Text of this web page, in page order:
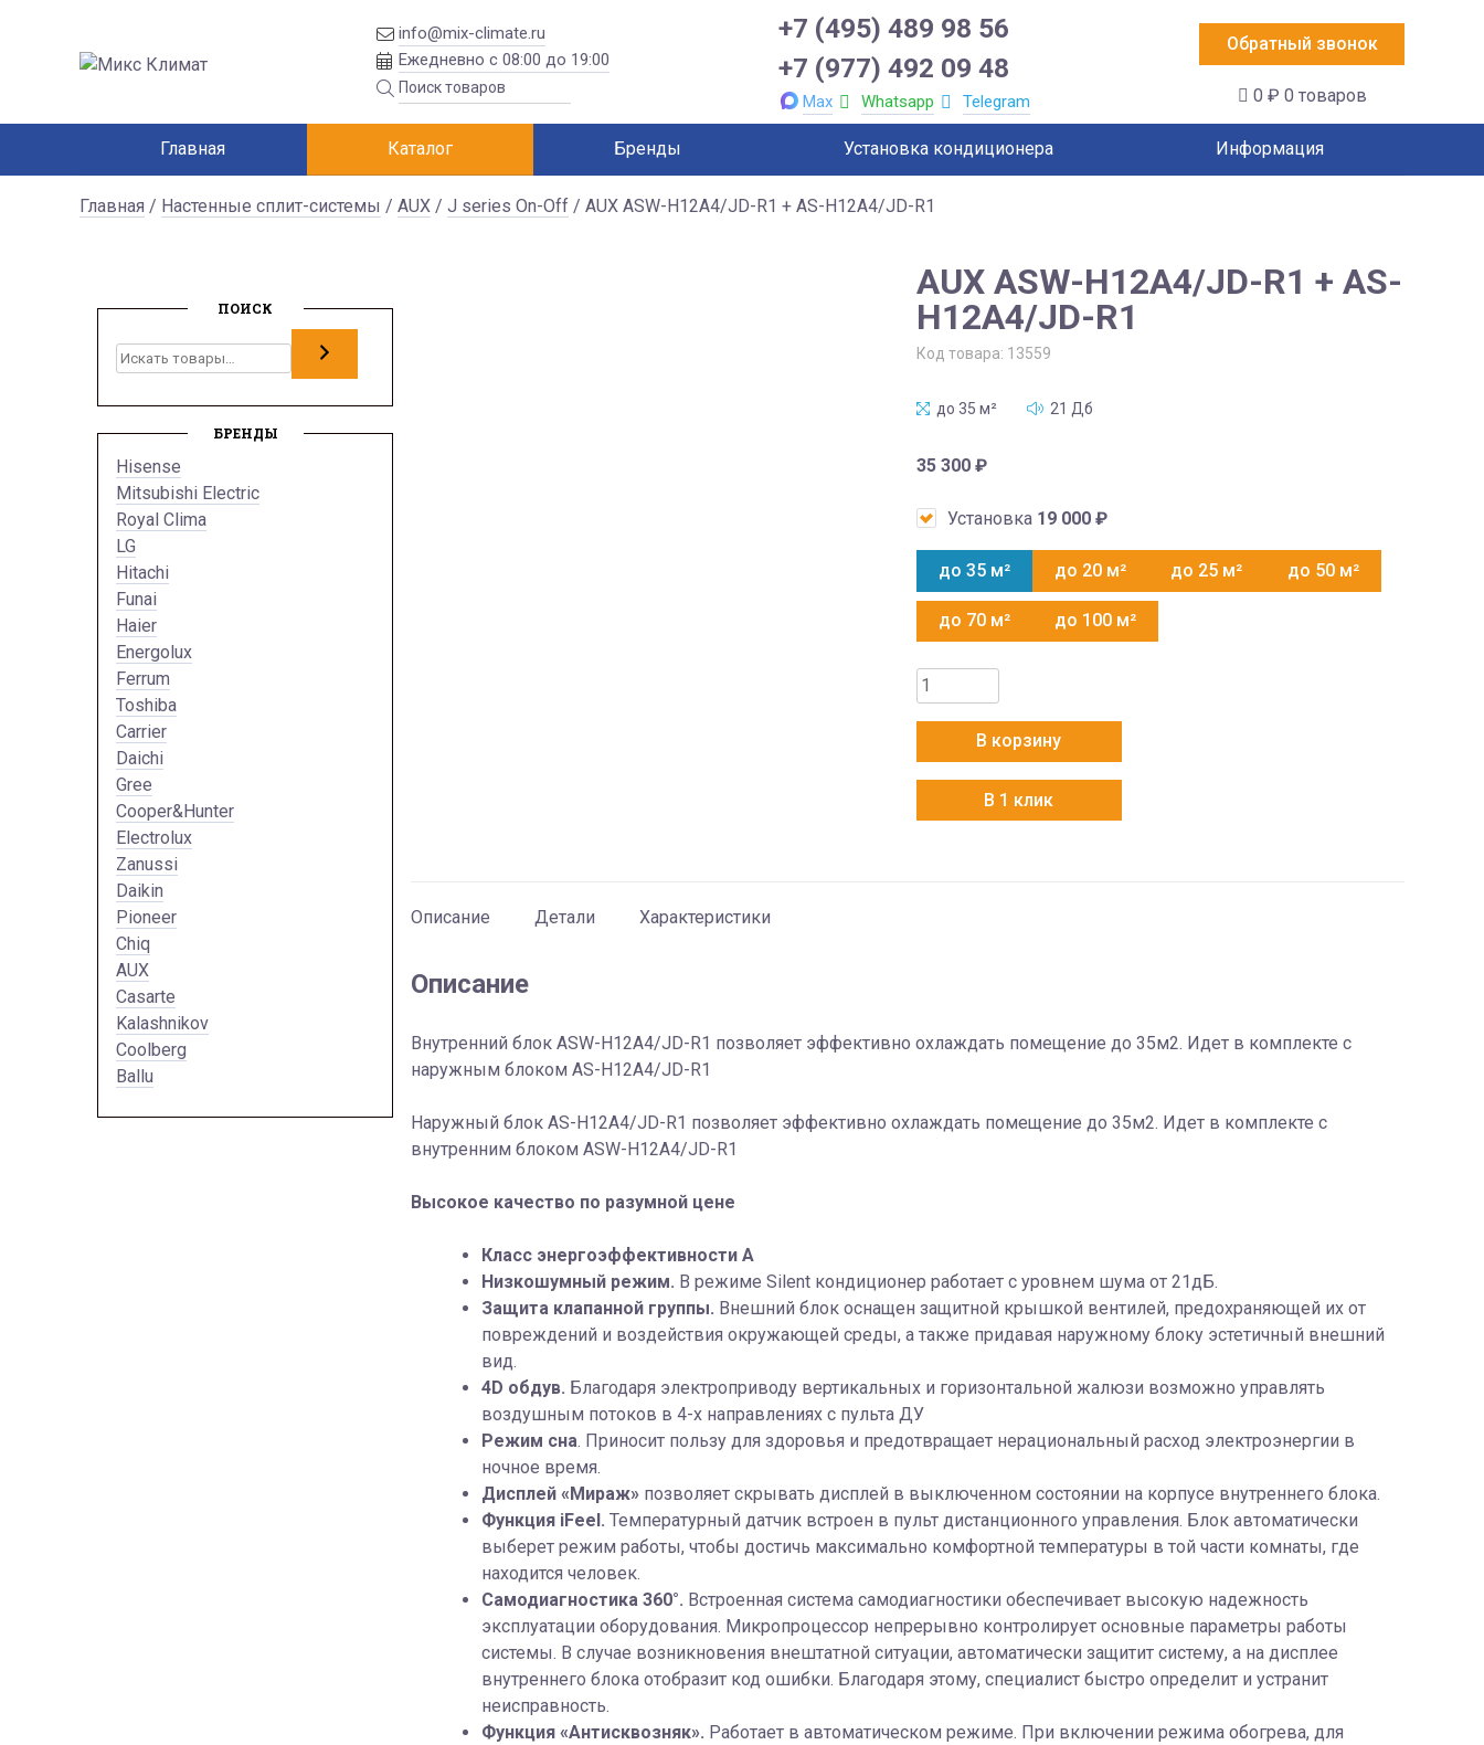
info@mix-climate.ru
Ежедневно с 08:00 до 19:00
+7 (495) 489 98 56
+7 (977) 492 09 48
Max Whatsapp Telegram
Обратный звонок
0 ₽ 0 товаров
Главная Каталог Бренды Установка кондиционера Информация
Главная / Настенные сплит-системы / AUX / J series On-Off / AUX ASW-H12A4/JD-R1 + AS-H12A4/JD-R1
AUX ASW-H12A4/JD-R1 + AS-
H12A4/JD-R1
Код товара: 13559
до 35 м² 21 Дб
35 300 ₽
Установка 19 000 ₽
до 35 м² до 20 м² до 25 м² до 50 м²
до 70 м² до 100 м²
Количество
товара
ASW-
H12A4/JD-
В корзину
В 1 клик
Описание Детали Характеристики
Описание
Внутренний блок ASW-H12A4/JD-R1 позволяет эффективно охлаждать помещение до 35м2. Идет в комплекте с
наружным блоком AS-H12A4/JD-R1
Наружный блок AS-H12A4/JD-R1 позволяет эффективно охлаждать помещение до 35м2. Идет в комплекте с
внутренним блоком ASW-H12A4/JD-R1
Высокое качество по разумной цене
Класс энергоэффективности A
Низкошумный режим. В режиме Silent кондиционер работает с уровнем шума от 21дБ.
Защита клапанной группы. Внешний блок оснащен защитной крышкой вентилей, предохраняющей их от
повреждений и воздействия окружающей среды, а также придавая наружному блоку эстетичный внешний
вид.
4D обдув. Благодаря электроприводу вертикальных и горизонтальной жалюзи возможно управлять
воздушным потоков в 4-х направлениях с пульта ДУ
Режим сна. Приносит пользу для здоровья и предотвращает нерациональный расход электроэнергии в
ночное время.
Дисплей «Мираж» позволяет скрывать дисплей в выключенном состоянии на корпусе внутреннего блока.
Функция iFeel. Температурный датчик встроен в пульт дистанционного управления. Блок автоматически
выберет режим работы, чтобы достичь максимально комфортной температуры в той части комнаты, где
находится человек.
Cамодиагностика 360°. Встроенная система самодиагностики обеспечивает высокую надежность
эксплуатации оборудования. Микропроцессор непрерывно контролирует основные параметры работы
системы. В случае возникновения внештатной ситуации, автоматически защитит систему, а на дисплее
внутреннего блока отобразит код ошибки. Благодаря этому, специалист быстро определит и устранит
неисправность.
Функция «Антисквозняк». Работает в автоматическом режиме. При включении режима обогрева, для
ПОИСК
Поиск
БРЕНДЫ
Hisense
Mitsubishi Electric
Royal Clima
LG
Hitachi
Funai
Haier
Energolux
Ferrum
Toshiba
Carrier
Daichi
Gree
Cooper&Hunter
Electrolux
Zanussi
Daikin
Pioneer
Chiq
AUX
Casarte
Kalashnikov
Coolberg
Ballu